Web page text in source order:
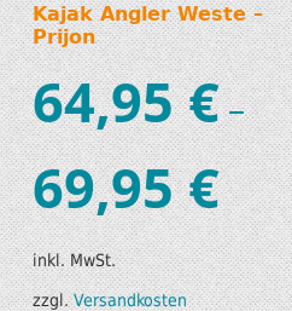
Kajak Angler Weste –
Prijon
64,95€–
69,95€
inkl. MwSt.
zzgl.Versandkosten